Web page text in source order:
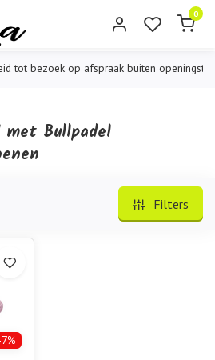
0
bezoek op afspraak buiten openingstijden
met Bullpadel
Filters